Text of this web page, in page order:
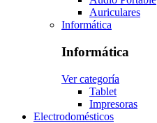
Auriculares
Informática
Informática
Ver categoría
Tablet
Impresoras
Electrodomésticos